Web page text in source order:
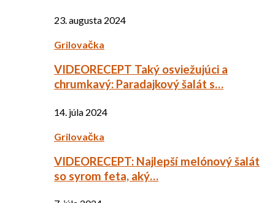
23. augusta 2024
Grilovačka
VIDEORECEPT Taký osviežujúci a
chrumkavý: Paradajkový šalát s…
14. júla 2024
Grilovačka
VIDEORECEPT: Najlepší melónový šalát
so syrom feta, aký…